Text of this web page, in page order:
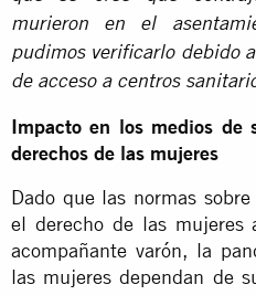
murieron en el
pudimos verificarlo debido
de acceso a centros
Impacto en los medios de
derechos de las mujeres
Dado que las normas
el derecho de las mujeres
acompañante varón, la
las mujeres dependan de